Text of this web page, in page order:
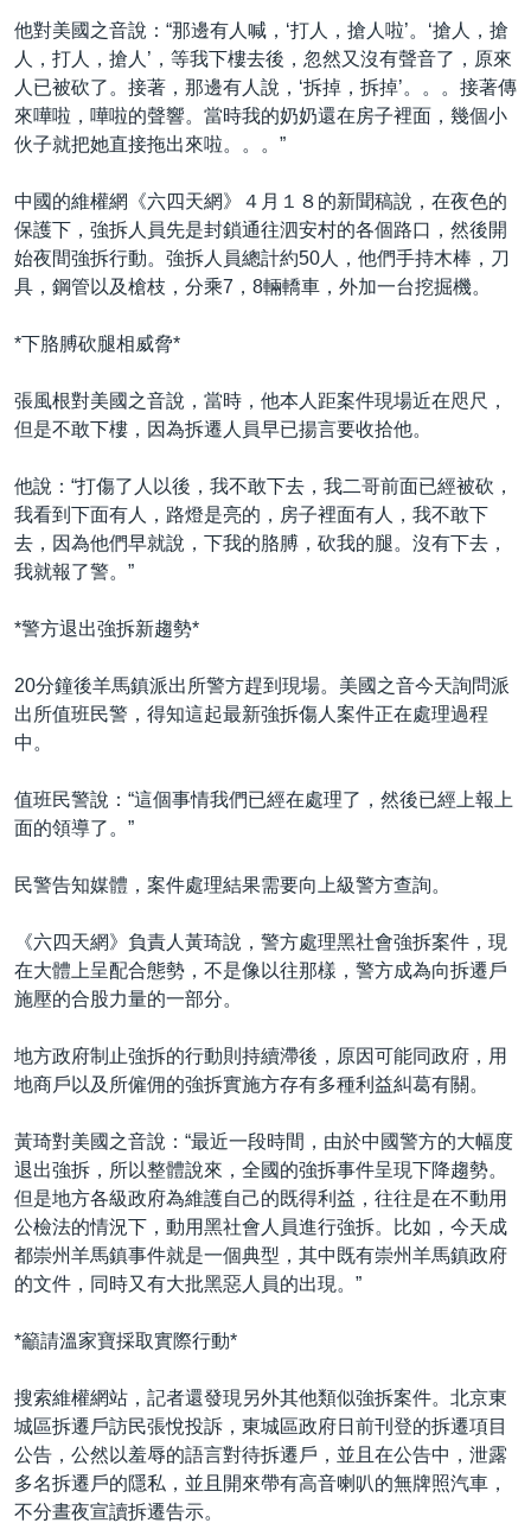
他對美國之音說：“那邊有人喊，‘打人，搶人啦’。‘搶人，搶
人，打人，搶人’，等我下樓去後，忽然又沒有聲音了，原來
人已被砍了。接著，那邊有人說，‘拆掉，拆掉’。。。接著傳
來嘩啦，嘩啦的聲響。當時我的奶奶還在房子裡面，幾個小
伙子就把她直接拖出來啦。。。”
中國的維權網《六四天網》４月１８的新聞稿說，在夜色的
保護下，強拆人員先是封鎖通往泗安村的各個路口，然後開
始夜間強拆行動。強拆人員總計約50人，他們手持木棒，刀
具，鋼管以及槍枝，分乘7，8輛轎車，外加一台挖掘機。
*下胳膊砍腿相威脅*
張風根對美國之音說，當時，他本人距案件現場近在咫尺，
但是不敢下樓，因為拆遷人員早已揚言要收拾他。
他說：“打傷了人以後，我不敢下去，我二哥前面已經被砍，
我看到下面有人，路燈是亮的，房子裡面有人，我不敢下
去，因為他們早就說，下我的胳膊，砍我的腿。沒有下去，
我就報了警。”
*警方退出強拆新趨勢*
20分鐘後羊馬鎮派出所警方趕到現場。美國之音今天詢問派
出所值班民警，得知這起最新強拆傷人案件正在處理過程
中。
值班民警說：“這個事情我們已經在處理了，然後已經上報上
面的領導了。”
民警告知媒體，案件處理結果需要向上級警方查詢。
《六四天網》負責人黃琦說，警方處理黑社會強拆案件，現
在大體上呈配合態勢，不是像以往那樣，警方成為向拆遷戶
施壓的合股力量的一部分。
地方政府制止強拆的行動則持續滯後，原因可能同政府，用
地商戶以及所僱佣的強拆實施方存有多種利益糾葛有關。
黃琦對美國之音說：“最近一段時間，由於中國警方的大幅度
退出強拆，所以整體說來，全國的強拆事件呈現下降趨勢。
但是地方各級政府為維護自己的既得利益，往往是在不動用
公檢法的情況下，動用黑社會人員進行強拆。比如，今天成
都崇州羊馬鎮事件就是一個典型，其中既有崇州羊馬鎮政府
的文件，同時又有大批黑惡人員的出現。”
*籲請溫家寶採取實際行動*
搜索維權網站，記者還發現另外其他類似強拆案件。北京東
城區拆遷戶訪民張悅投訴，東城區政府日前刊登的拆遷項目
公告，公然以羞辱的語言對待拆遷戶，並且在公告中，泄露
多名拆遷戶的隱私，並且開來帶有高音喇叭的無牌照汽車，
不分晝夜宣讀拆遷告示。